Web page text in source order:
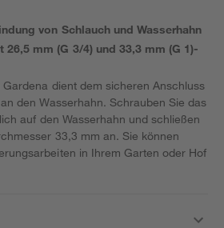
von Schlauch und Wasserhahn
26,5 mm (G 3/4) und 33,3 mm (G 1)-
dient dem sicheren Anschluss
den Wasserhahn. Schrauben Sie das
auf den Wasserhahn und schließen
33,3 mm an. Sie können
in Ihrem Garten oder Hof